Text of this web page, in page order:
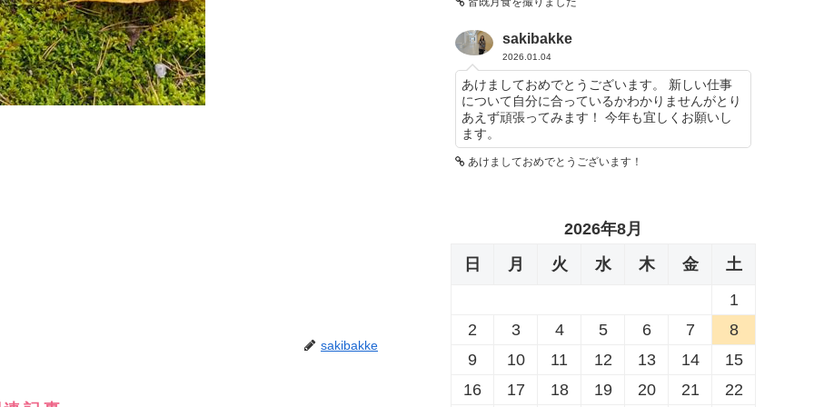
sakibakke
sakibakke
2026.01.04
あけましておめでとうございます。 新しい仕事
について自分に合っているかわかりませんがとり
あえず頑張ってみます！ 今年も宜しくお願いし
ます。
あけましておめでとうございます！
2026年8月
日
月 火 水 木 金
土
1
2
3 4 5 6 7
8
9
10 11 12 13 14
15
16
17 18 19 20 21 22